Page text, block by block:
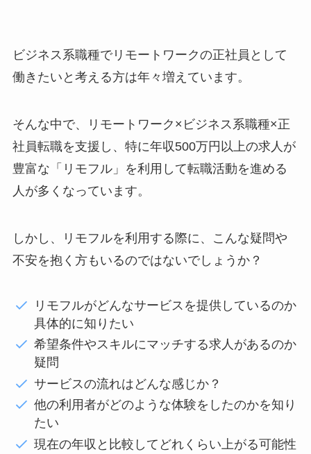
ビジネス系職種でリモートワークの正社員として
働きたいと考える方は年々増えています。
そんな中で、リモートワーク×ビジネス系職種×正
社員転職を支援し、特に年収500万円以上の求人が
豊富な「リモフル」を利用して転職活動を進める
人が多くなっています。
しかし、リモフルを利用する際に、こんな疑問や
不安を抱く方もいるのではないでしょうか？
リモフルがどんなサービスを提供しているのか
具体的に知りたい
希望条件やスキルにマッチする求人があるのか
疑問
サービスの流れはどんな感じか？
他の利用者がどのような体験をしたのかを知り
たい
現在の年収と比較してどれくらい上がる可能性